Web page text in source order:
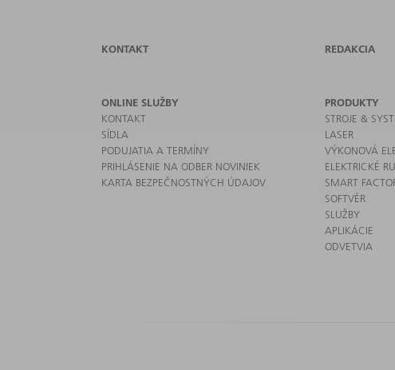
KONTAKT REDAKCIA
ONLINE SLUŽBY
KONTAKT
SÍDLA
PODUJATIA A TERMÍNY
PRIHLÁSENIE NA ODBER NOVINIEK
KARTA BEZPEČNOSTNÝCH ÚDAJOV
PRODUKTY
STROJE &
LASER
VÝKONOVÁ
ELEKTRICKÉ
SMART
SOFTVÉR
SLUŽBY
APLIKÁCIE
ODVETVIA